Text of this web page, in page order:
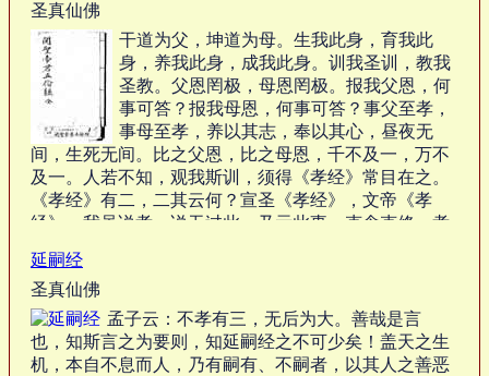
圣真仙佛
干道为父，坤道为母。生我此身，育我此
身，养我此身，成我此身。训我圣训，教我
圣教。父恩罔极，母恩罔极。报我父恩，何
事可答？报我母恩，何事可答？事父至孝，
事母至孝，养以其志，奉以其心，昼夜无
间，生死无间。比之父恩，比之母恩，千不及一，万不
及一。人若不知，观我斯训，须得《孝经》常目在之。
《孝经》有二，二其云何？宣圣《孝经》，文帝《孝
经》。我虽说孝，说无过此，乃示此事，克念克修。孝
何物其外？…
延嗣经
圣真仙佛
孟子云：不孝有三，无后为大。善哉是言
也，知斯言之为要则，知延嗣经之不可少矣！盖天之生
机，本自不息而人，乃有嗣有、不嗣者，以其人之善恶